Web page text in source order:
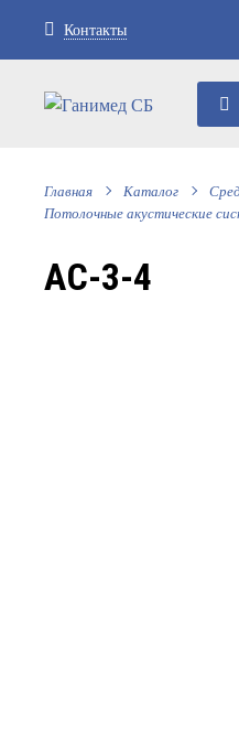
Контакты
Главная Каталог
Потолочные акустические
АС-3-4